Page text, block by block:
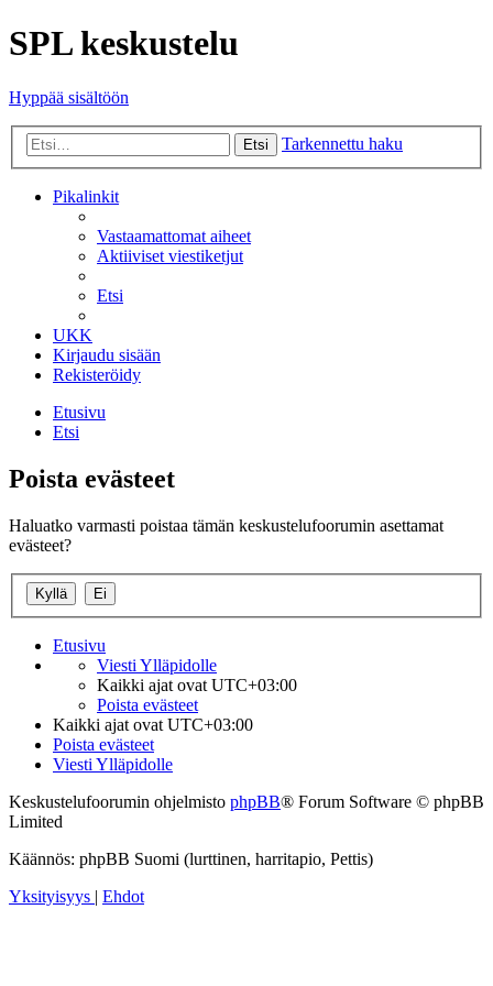
SPL keskustelu
Hyppää sisältöön
Etsi Tarkennettu haku
Pikalinkit
Vastaamattomat aiheet
Aktiiviset viestiketjut
Etsi
UKK
Kirjaudu sisään
Rekisteröidy
Etusivu
Etsi
Poista evästeet
Haluatko varmasti poistaa tämän keskustelufoorumin asettamat
evästeet?
Etusivu
Viesti Ylläpidolle
Kaikki ajat ovat UTC+03:00
Poista evästeet
Kaikki ajat ovat UTC+03:00
Poista evästeet
Viesti Ylläpidolle
Keskustelufoorumin ohjelmisto phpBB® Forum Software © phpBB
Limited
Käännös: phpBB Suomi (lurttinen, harritapio, Pettis)
Yksityisyys | Ehdot